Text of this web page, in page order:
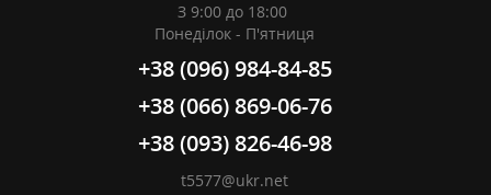
З 9:00 до 18:00
Понеділок - П'ятниця
+38 (096) 984-84-85
+38 (066) 869-06-76
+38 (093) 826-46-98
t5577@ukr.net